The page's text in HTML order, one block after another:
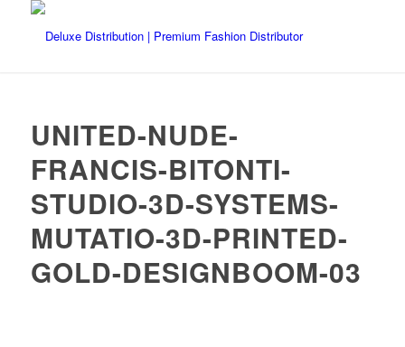
UNITED-NUDE-
FRANCIS-BITONTI-
STUDIO-3D-SYSTEMS-
MUTATIO-3D-PRINTED-
GOLD-DESIGNBOOM-03